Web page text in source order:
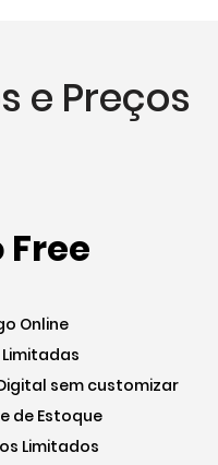
e Preços
Free
Online
sem customizar
de Estoque
Limitados